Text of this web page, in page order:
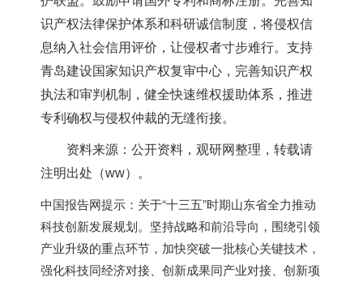
识产权法律保护体系和科研诚信制度，将侵权信
息纳入社会信用评价，让侵权者寸步难行。支持
青岛建设国家知识产权复审中心，完善知识产权
执法和审判机制，健全快速维权援助体系，推进
专利确权与侵权仲裁的无缝衔接。
资料来源：公开资料，观研网整理，转载请
注明出处（ww）。
中国报告网提示：关于“十三五”时期山东省全力推动
科技创新发展规划。坚持战略和前沿导向，围绕引领
产业升级的重点环节，加快突破一批核心关键技术，
强化科技同经济对接、创新成果同产业对接、创新项